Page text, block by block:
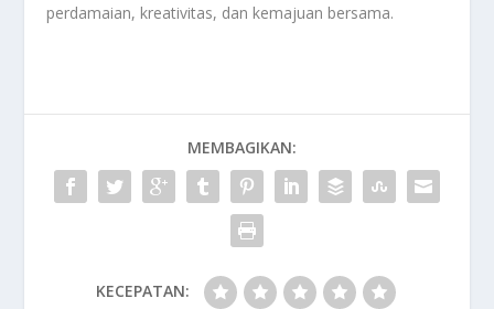
perdamaian, kreativitas, dan kemajuan bersama.
MEMBAGIKAN:
KECEPATAN: